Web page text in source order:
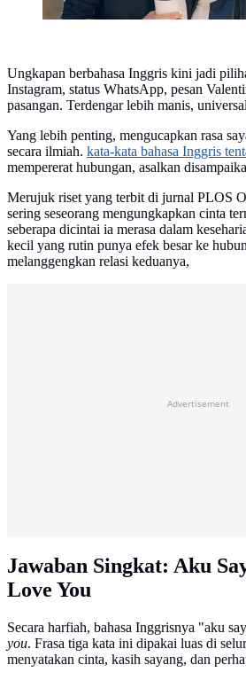
Ungkapan berbahasa Inggris kini jadi
Instagram, status WhatsApp, pesan
pasangan. Terdengar lebih manis,
Yang lebih penting, mengucapkan rasa
secara ilmiah. kata-kata bahasa Inggris
mempererat hubungan, asalkan
Merujuk riset yang terbit di jurnal PLOS
sering seseorang mengungkapkan cinta
seberapa dicintai ia merasa dalam
kecil yang rutin punya efek besar ke
melanggengkan relasi keduanya,
Advertisement
Jawaban Singkat: Aku
Love You
Secara harfiah, bahasa Inggrisnya "aku
you. Frasa tiga kata ini dipakai luas di
menyatakan cinta, kasih sayang, dan